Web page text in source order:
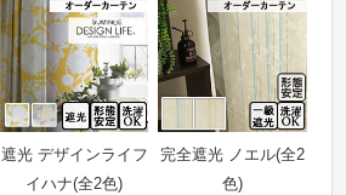
遮光 デザインライフ
イハナ(全2色)
完全遮光 ノエル(全2
色)